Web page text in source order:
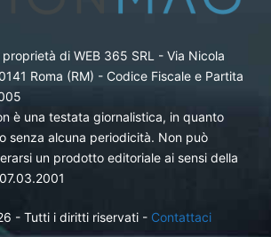
di WEB 365 SRL - Via Nicola
Roma (RM) - Codice Fiscale e Partita
è una testata giornalistica, in quanto
senza alcuna periodicità. Non può
un prodotto editoriale ai sensi della
- Tutti i diritti riservati - Contattaci